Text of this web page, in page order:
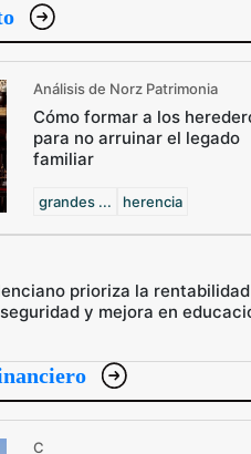
Análisis de Norz Patrimonia
Cómo formar a los
para no arruinar el legado
familiar
grandes ... herencia
prioriza la
y mejora en
C